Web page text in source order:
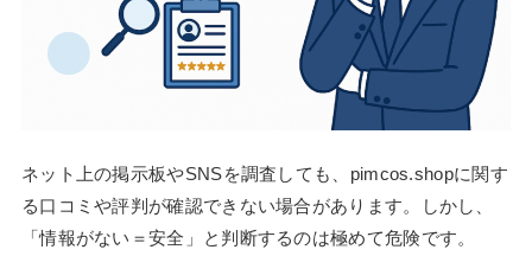
ネット上の掲示板やSNSを調査しても、pimcos.shopに関す
る口コミや評判が確認できない場合があります。しかし、
「情報がない＝安全」と判断するのは極めて危険です。